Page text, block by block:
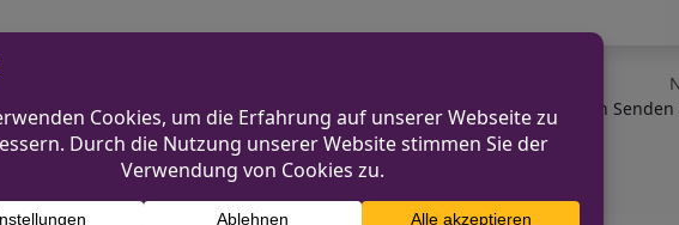
eingestellt
Unfall mit Radfahrerin in